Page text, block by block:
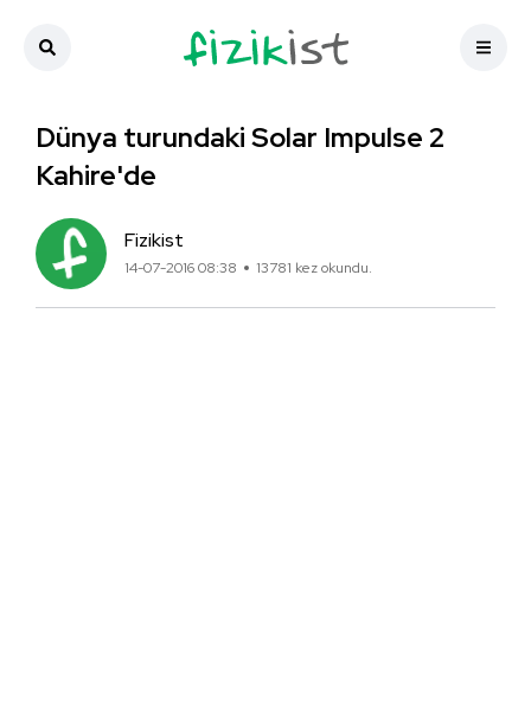
Dünya turundaki Solar Impulse 2
Kahire'de
Fizikist
14-07-2016 08:38 13781 kez okundu.